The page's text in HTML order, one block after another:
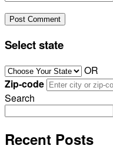
Select state
OR
Zip-code
Search
Recent Posts